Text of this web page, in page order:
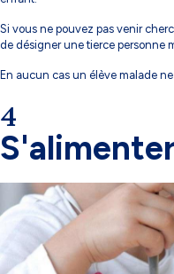
Si vous ne pouvez pas venir
de désigner une tierce personne
En aucun cas un élève malade
4